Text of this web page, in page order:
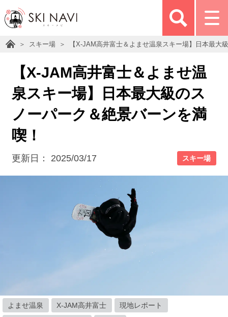
スキー場 【X-JAM高井富士＆よませ温泉スキー場】日本最大
【X-JAM高井富士＆よませ温
泉スキー場】日本最大級のス
ノーパーク＆絶景バーンを満
喫！
更新日： 2025/03/17 スキー場
よませ温泉 X-JAM高井富士 現地レポート